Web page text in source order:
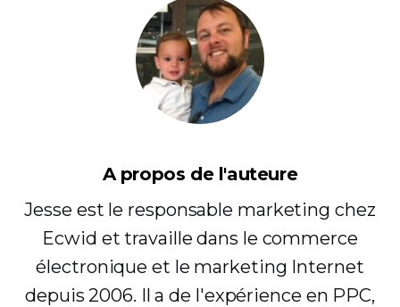
A propos de l'auteure
Jesse est le responsable marketing chez
Ecwid et travaille dans le commerce
électronique et le marketing Internet
depuis 2006. Il a de l'expérience en PPC,